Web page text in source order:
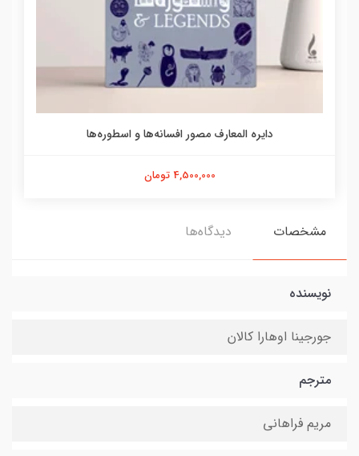
دایره المعارف مصور افسانه‌ها و اسطوره‌ها
4,500,000 تومان
مشخصات دیدگاه‌ها
نویسنده
جورجینا اوهارا کالان
مترجم
مریم فراهانی